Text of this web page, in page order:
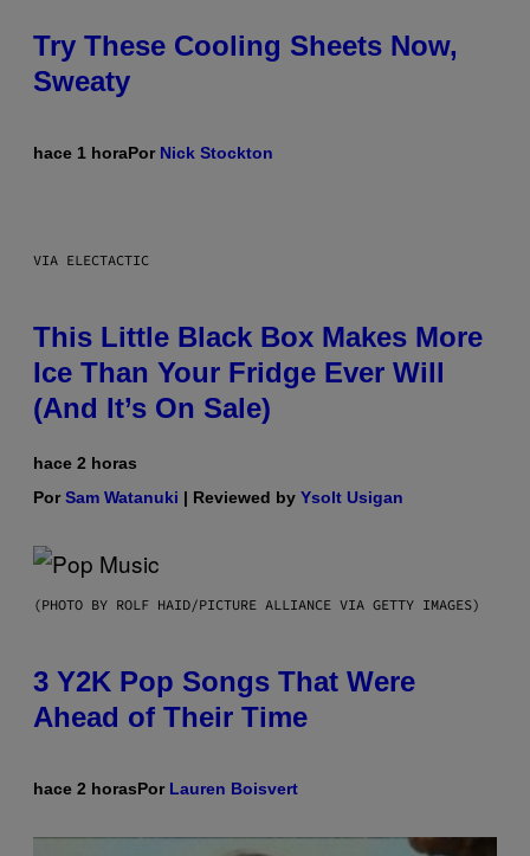
Try These Cooling Sheets Now,
Sweaty
hace 1 horaPor Nick Stockton
VIA ELECTACTIC
This Little Black Box Makes More
Ice Than Your Fridge Ever Will
(And It’s On Sale)
hace 2 horas
PorSam Watanuki | Reviewed by Ysolt Usigan
(PHOTO BY ROLF HAID/PICTURE ALLIANCE VIA GETTY IMAGES)
3 Y2K Pop Songs That Were
Ahead of Their Time
hace 2 horasPor Lauren Boisvert